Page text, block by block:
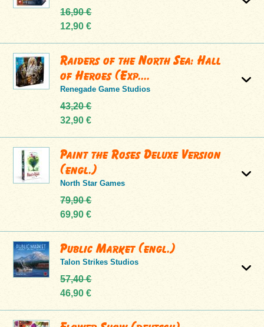
16,90 €
12,90 €
Raiders of the North Sea: Hall
of Heroes (Exp....
Renegade Game Studios
43,20 €
32,90 €
Paint the Roses Deluxe Version
(engl.)
North Star Games
79,90 €
69,90 €
Public Market (engl.)
Talon Strikes Studios
57,40 €
46,90 €